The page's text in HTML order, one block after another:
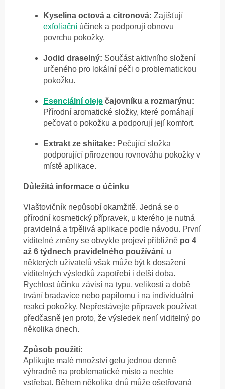
Kyselina octová a citronová: Zajišťují
exfoliační účinek a podporují obnovu
povrchu pokožky.
Jodid draselný: Součást aktivního složení
určeného pro lokální péči o problematickou
pokožku.
Esenciální oleje čajovníku a rozmarýnu:
Přírodní aromatické složky, které pomáhají
pečovat o pokožku a podporují její komfort.
Extrakt ze shiitake: Pečující složka
podporující přirozenou rovnováhu pokožky v
místě aplikace.
Důležitá informace o účinku
Vlaštovičník nepůsobí okamžitě. Jedná se o
přírodní kosmetický přípravek, u kterého je nutná
pravidelná a trpělivá aplikace podle návodu. První
viditelné změny se obvykle projeví přibližně po 4
až 6 týdnech pravidelného používání, u
některých uživatelů však může být k dosažení
viditelných výsledků zapotřebí i delší doba.
Rychlost účinku závisí na typu, velikosti a době
trvání bradavice nebo papilomu i na individuální
reakci pokožky. Nepřestávejte přípravek používat
předčasně jen proto, že výsledek není viditelný po
několika dnech.
Způsob použití:
Aplikujte malé množství gelu jednou denně
výhradně na problematické místo a nechte
vstřebat. Během několika dnů může ošetřovaná